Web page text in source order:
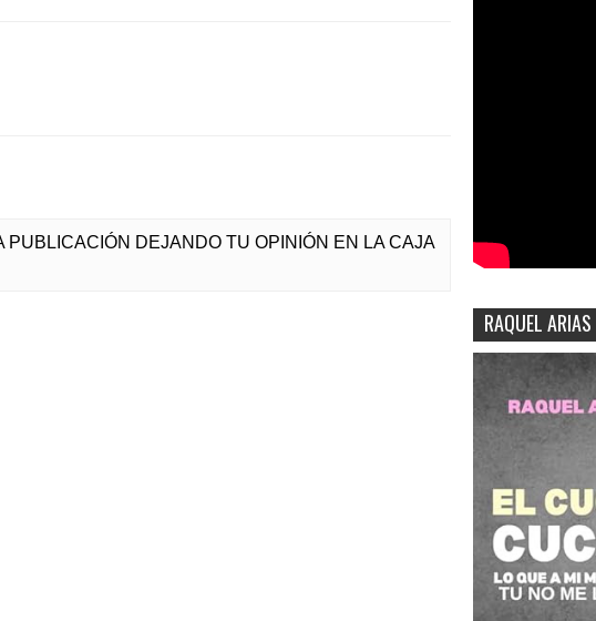
PUBLICACIÓN DEJANDO TU OPINIÓN EN LA CAJA
RAQUEL ARIAS